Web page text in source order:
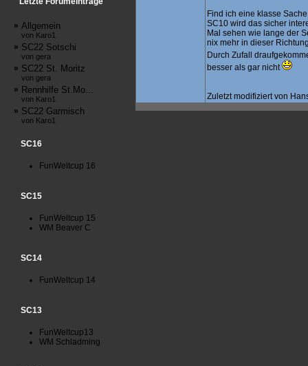
» Allgemein
von Karo1
» SC22 Sotschi
von gera
» SC22 St. Moritz
von gera
» Rennhilfe St.Mo...
von Karo1
» SC22 Garmisch
von Karo1
SC16
FunWeltcup 16
SC15
FunWeltcup 15
WM Beaver C
SC14
FunWeltcup 14
SC13
FunWeltcup13
WM Schladming
Find ich eine klasse
SC10 wird das sicher
Mal sehen wie lange der
nix mehr in dieser
Durch Zufall
besser als gar nicht
Zuletzt modifiziert von